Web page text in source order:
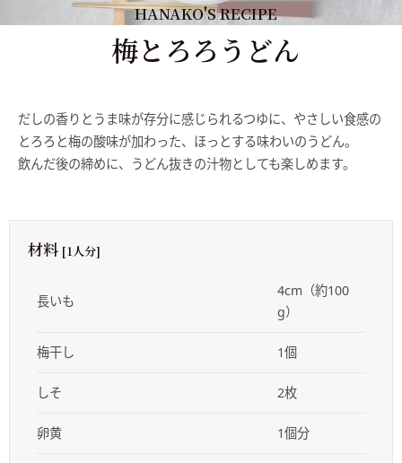
HANAKO'S RECIPE
梅とろろうどん
だしの香りとうま味が存分に感じられるつゆに、やさしい食感の
とろろと梅の酸味が加わった、ほっとする味わいのうどん。
飲んだ後の締めに、うどん抜きの汁物としても楽しめます。
材料 [1人分]
長いも
4cm（約100
g）
梅干し 1個
しそ 2枚
卵黄 1個分